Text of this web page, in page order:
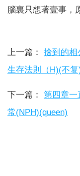
腦裏只想著壹事，
上一篇： 撿到的相
生存法則（H)(不复
下一篇： 第四章一
常(NPH)(queen)